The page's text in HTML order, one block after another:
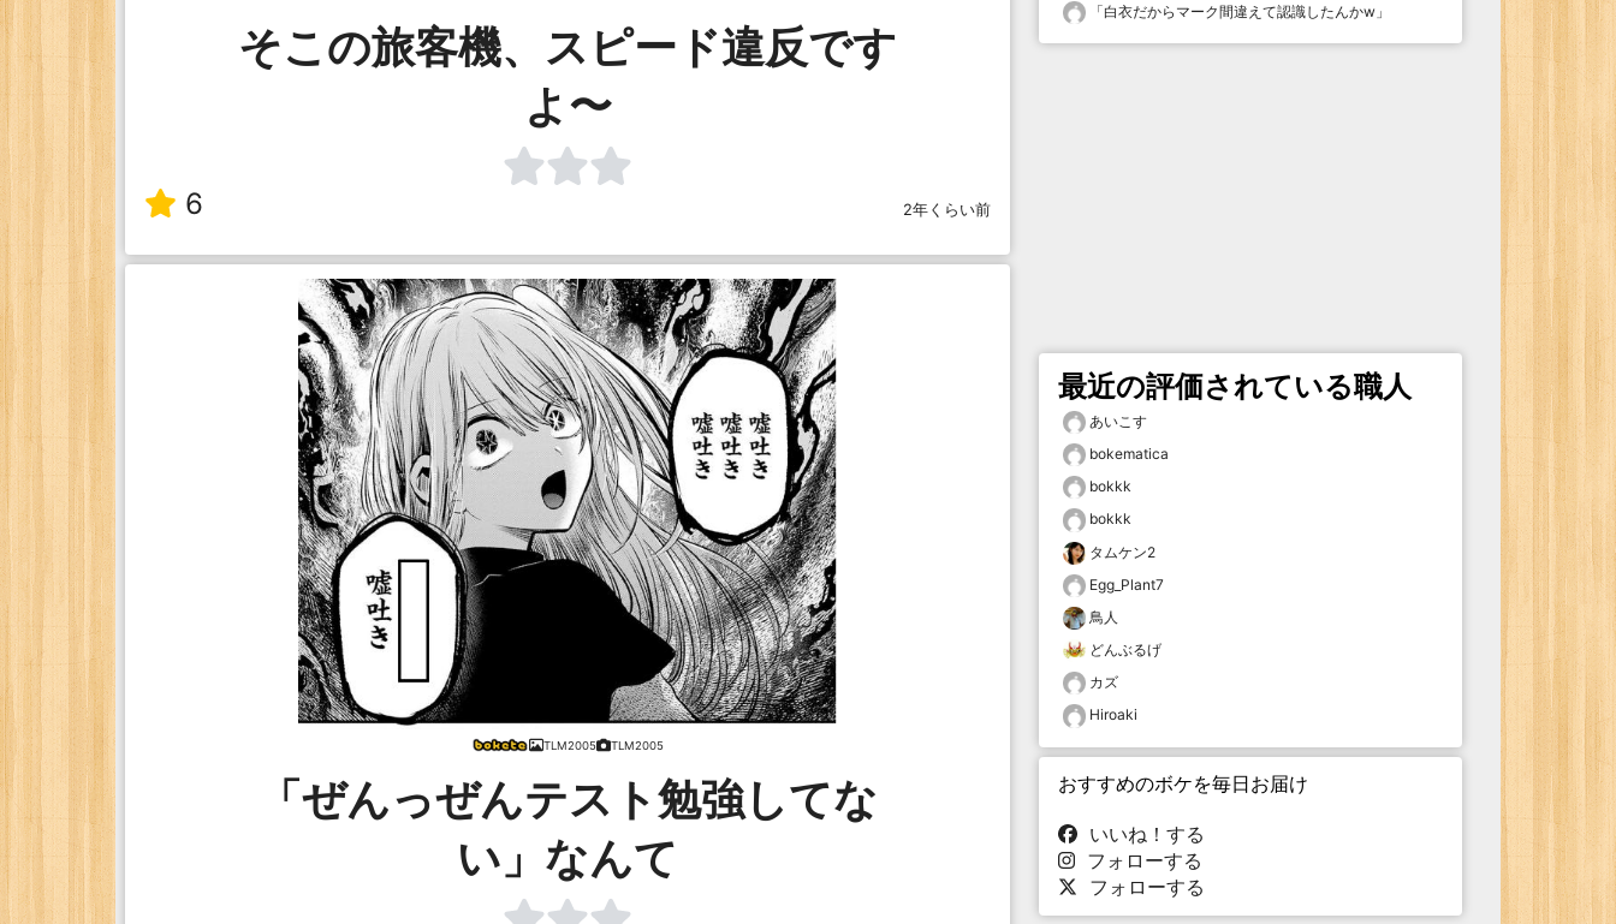
そこの旅客機、スピード違反です
よ〜
6 2年くらい前
TLM2005 TLM2005
「ぜんっぜんテスト勉強してな
い」なんて
「白衣だからマーク間違えて認識したんかw 」
最近の評価されている職人
あいこす
bokematica
bokkk
bokkk
タムケン2
Egg_Plant7
鳥人
どんぶるげ
カズ
Hiroaki
おすすめのボケを毎日お届け
いいね！する
フォローする
フォローする